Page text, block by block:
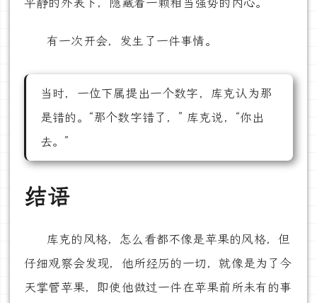
平静的外表下，隐藏着一颗相当强势的内心。
有一次开会，发生了一件事情。
当时，一位下属提出一个数字，库克认为那
是错的。“那个数字错了，” 库克说，“你出
去。”
结语
库克的风格，怎么看都不像是苹果的风格，但
仔细观察会发现，他所经历的一切，就像是为了今
天掌管苹果，即使他做过一件在苹果前所未有的事